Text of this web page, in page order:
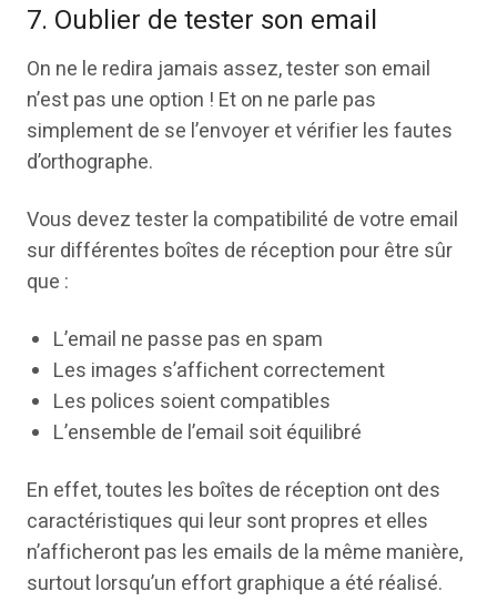
7. Oublier de tester son email
On ne le redira jamais assez, tester son email
n’est pas une option ! Et on ne parle pas
simplement de se l’envoyer et vérifier les fautes
d’orthographe.
Vous devez tester la compatibilité de votre email
sur différentes boîtes de réception pour être sûr
que :
L’email ne passe pas en spam
Les images s’affichent correctement
Les polices soient compatibles
L’ensemble de l’email soit équilibré
En effet, toutes les boîtes de réception ont des
caractéristiques qui leur sont propres et elles
n’afficheront pas les emails de la même manière,
surtout lorsqu’un effort graphique a été réalisé.